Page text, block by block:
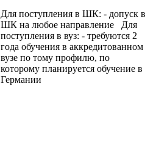
Для поступления в ШК: - допуск в
ШК на любое направление Для
поступления в вуз: - требуются 2
года обучения в аккредитованном
вузе по тому профилю, по
которому планируется обучение в
Германии